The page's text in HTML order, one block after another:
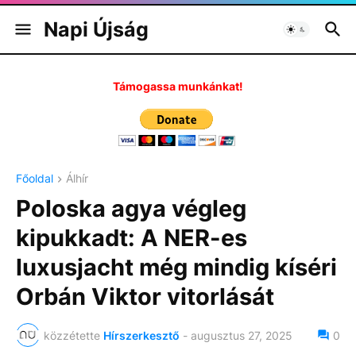
Napi Újság
Támogassa munkánkat!
Főoldal Álhír
Poloska agya végleg
kipukkadt: A NER-es
luxusjacht még mindig kíséri
Orbán Viktor vitorlását
közzétette Hírszerkesztő - augusztus 27, 2025 0